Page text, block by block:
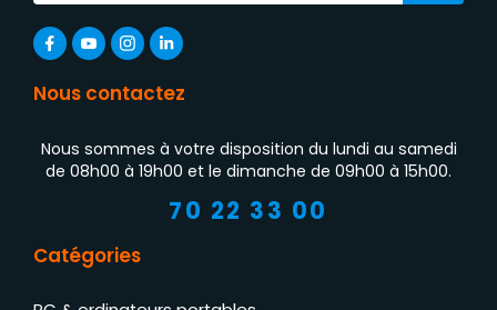
Nous contactez
Nous sommes à votre disposition du lundi au samedi
de 08h00 à 19h00 et le dimanche de 09h00 à 15h00.
70 22 33 00
Catégories